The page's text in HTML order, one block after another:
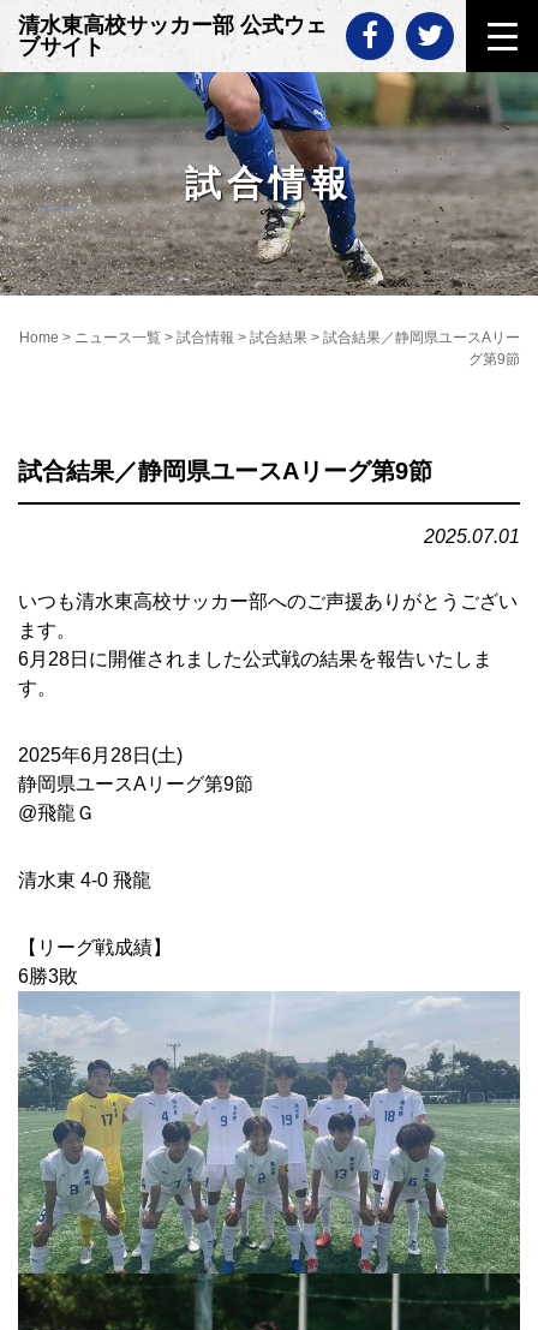
Skip
to
content
清水東高校サッカー部 公式ウェ
ブサイト
試合情報
Home > ニュース一覧 > 試合情報 > 試合結果 > 試合結果／静岡県ユースAリー
グ第9節
試合結果／静岡県ユースAリーグ第9節
2025.07.01
いつも清水東高校サッカー部へのご声援ありがとうござい
ます。
6月28日に開催されました公式戦の結果を報告いたしま
す。
2025年6月28日(土)
静岡県ユースAリーグ第9節
@飛龍Ｇ
清水東 4-0 飛龍
【リーグ戦成績】
6勝3敗